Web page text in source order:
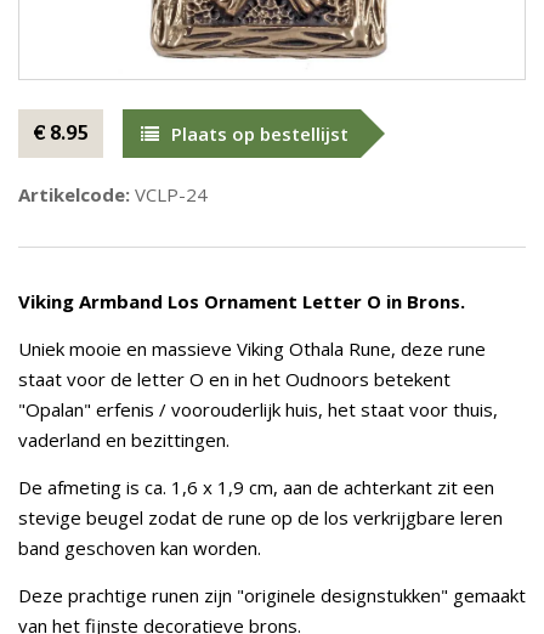
€ 8.95 Plaats op bestellijst
Artikelcode: VCLP-24
Viking Armband Los Ornament Letter O in Brons.
Uniek mooie en massieve Viking Othala Rune, deze rune
staat voor de letter O en in het Oudnoors betekent
"Opalan" erfenis / voorouderlijk huis, het staat voor thuis,
vaderland en bezittingen.
De afmeting is ca. 1,6 x 1,9 cm, aan de achterkant zit een
stevige beugel zodat de rune op de los verkrijgbare leren
band geschoven kan worden.
Deze prachtige runen zijn "originele designstukken" gemaakt
van het fijnste decoratieve brons.